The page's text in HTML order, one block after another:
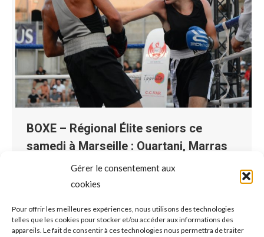
Gérer le consentement aux
cookies
Pour offrir les meilleures expériences, nous utilisons des technologies
telles que les cookies pour stocker et/ou accéder aux informations des
appareils. Le fait de consentir à ces technologies nous permettra de traiter
BOXE – Régional Élite seniors ce
samedi à Marseille : Ouartani, Marras
et Gucciardi sur le ring pour faire
Salon dimanche !
Alan Gucciardi (71 kg) et Ilyas Madjoub (80 kg)